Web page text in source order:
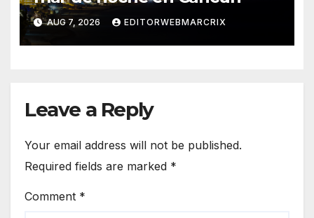
AUG 7, 2026 EDITORWEBMARCRIX
Leave a Reply
Your email address will not be published.
Required fields are marked *
Comment *